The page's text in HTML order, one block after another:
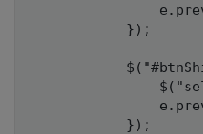
            });
            });